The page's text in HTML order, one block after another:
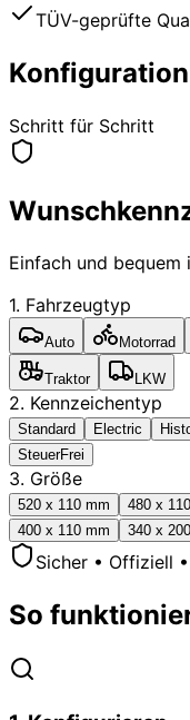
TÜV-geprüfte
Konfiguration
Schritt für Schritt
Einfach und
1. Fahrzeugtyp
Auto Motorrad
Traktor LKW
2. Kennzeichentyp
Standard Electric
SteuerFrei
3. Größe
520 x 110 mm 480 x
400 x 110 mm
340 x
Sicher • Offiziell
So